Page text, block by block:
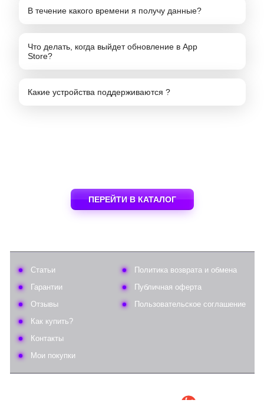
В течение какого времени я получу данные?
Что делать, когда выйдет обновление в App
Store?
Какие устройства поддерживаются ?
ПЕРЕЙТИ В КАТАЛОГ
Статьи
Гарантии
Отзывы
Как купить?
Контакты
Мои покупки
Политика возврата и обмена
Публичная оферта
Пользовательское соглашение